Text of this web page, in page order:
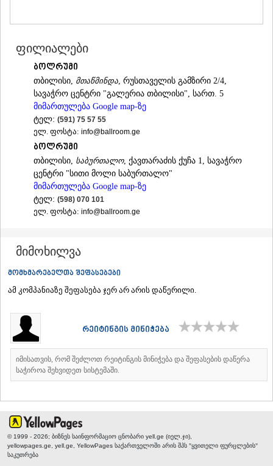
ᲡᲐᲛᲔᲒᲠᲔᲚᲝ/ᲖᲔᲛᲝ ᲡᲕᲐᲜᲔᲗᲘ
ᲐᲑᲐᲨᲐ
ᲖᲣᲒᲓᲘᲓᲘ
ᲛᲐᲠᲢᲕᲘᲚᲘ
ᲛᲔᲡᲢᲘᲐ
ᲡᲔᲜᲐᲙᲘ
ᲤᲝᲗᲘ
ᲩᲮᲝᲠᲝᲬᲧᲣ
ᲬᲐᲚᲔᲜᲯᲘᲮᲐ
ᲐᲜᲐᲙᲚᲘᲐ
ᲯᲕᲐᲠᲘ
ᲡᲐᲛᲪᲮᲔ–ᲯᲐᲕᲐᲮᲔᲗᲘ
ᲐᲓᲘᲒᲔᲜᲘ
ᲐᲡᲞᲘᲜᲫᲐ
ᲑᲝᲠᲯᲝᲛᲘ
ᲐᲑᲐᲡᲗᲣᲛᲐᲜᲘ
ᲑᲐᲙᲣᲠᲘᲐᲜᲘ
ᲥᲕᲔᲛᲝ ᲥᲐᲠᲗᲚᲘ
ᲑᲝᲚᲜᲘᲡᲘ
ᲒᲐᲠᲓᲐᲑᲐᲜᲘ
ᲗᲔᲗᲠᲘᲬᲧᲐᲠᲝ
ᲛᲐᲠᲜᲔᲣᲚᲘ
ᲬᲐᲚᲙᲐ
ᲨᲘᲓᲐ ᲥᲐᲠᲗᲚᲘ
ᲒᲝᲠᲘ
ᲙᲐᲡᲞᲘ
ᲥᲐᲠᲔᲚᲘ
ფილიალები
ბოლრუმი
თბილისი, მთაწმინდა, რუსთაველის გამზირი 2/4,
სავაჭრო ცენტრი "გალერია თბილისი", სართ. 5
მიმართულება Google map-ზე
ტელ: (591) 75 57 55
ელ. ფოსტა: info@ballroom.ge
ბოლრუმი
თბილისი, საბურთალო, ქავთარაძის ქუჩა 1, სავაჭრო
ცენტრი "სითი მოლი საბურთალო"
მიმართულება Google map-ზე
ტელ: (598) 070 101⁣
ელ. ფოსტა: info@ballroom.ge
მიმოხილვა
მომხმარებელთა შეფასებები
ამ კომპანიაზე შეფასება ჯერ არ არის დაწერილი.
რეიტინგის მინიჭება
იმისათვის, რომ შეძლოთ რეიტინგის მინიჭება და შეფასების დაწერა
საჭიროა შეხვიდეთ სისტემაში.
© 1999 - 2026; ბიზნეს საინფორმაციო ცნობარი yell.ge (იელ.ჯი),
yellowpages.ge, yell.ge, YellowPages საქართველოში არის შპს "ყვითელი ფურცლების"
საკუთრება